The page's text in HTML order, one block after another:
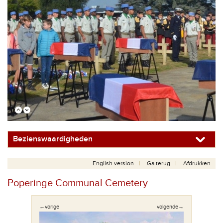
Bezienswaardigheden
English version Ga terug Afdrukken
Poperinge Communal Cemetery
←vorige volgende→